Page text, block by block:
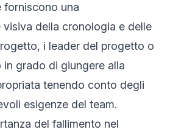
forniscono una
visiva della cronologia e delle
i leader del progetto o
in grado di giungere alla
tenendo conto degli
esigenze del team.
del fallimento nel